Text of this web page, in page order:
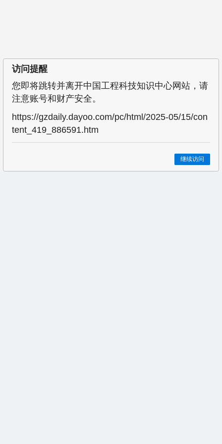
访问提醒
您即将跳转并离开中国工程科技知识中心网站，请
注意账号和财产安全。
https://gzdaily.dayoo.com/pc/html/2025-05/15/con
tent_419_886591.htm
继续访问